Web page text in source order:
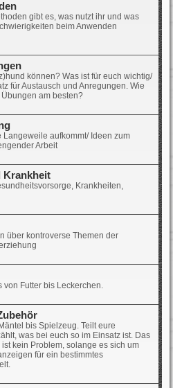
gibt es, was nutzt ihr und was
beim Anwenden
können? Was ist für euch wichtig/
für Austausch und Anregungen. Wie
am besten?
Langeweile aufkommt/ Ideen zum
Arbeit
Krankheit
Krankheiten,
über kontroverse Themen der
von Futter bis Leckerchen.
bis Spielzeug. Teilt eure
was bei euch so im Einsatz ist. Das
kein Problem, solange es sich um
für ein bestimmtes